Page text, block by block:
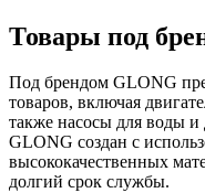
Товары под
Под брендом GLONG
товаров, включая
также насосы для воды
GLONG создан с
высококачественных
долгий срок службы.